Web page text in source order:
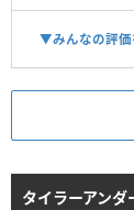
▼みんなの評価
タイラーアン